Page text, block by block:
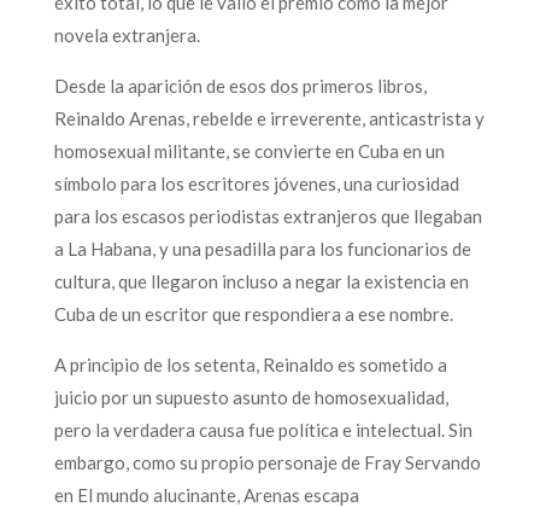
novela extranjera.
Desde la aparición de esos dos primeros libros,
Reinaldo Arenas, rebelde e irreverente, anticastrista y
homosexual militante, se convierte en Cuba en un
símbolo para los escritores jóvenes, una curiosidad
para los escasos periodistas extranjeros que llegaban
a La Habana, y una pesadilla para los funcionarios de
cultura, que llegaron incluso a negar la existencia en
Cuba de un escritor que respondiera a ese nombre.
A principio de los setenta, Reinaldo es sometido a
juicio por un supuesto asunto de homosexualidad,
pero la verdadera causa fue política e intelectual. Sin
embargo, como su propio personaje de Fray Servando
en El mundo alucinante, Arenas escapa